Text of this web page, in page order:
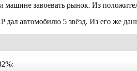
машине завоевать рынок. Из
дал автомобилю 5 звёзд. Из его же